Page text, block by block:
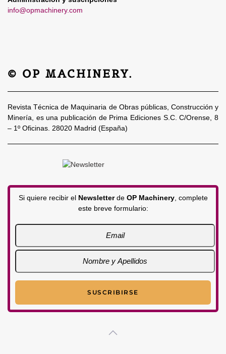
info@opmachinery.com
© OP MACHINERY.
Revista Técnica de Maquinaria de Obras públicas, Construcción y
Minería, es una publicación de Prima Ediciones S.C. C/Orense, 8
– 1º Oficinas. 28020 Madrid (España)
Si quiere recibir el Newsletterde OP Machinery, complete
este breve formulario: